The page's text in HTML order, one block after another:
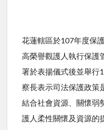
花蓮轄區於107年度保
高榮譽觀護人執行保護
署於表揚儀式後並舉行
察長表示司法保護政策
結合社會資源、關懷弱
護人柔性關懷及資源的